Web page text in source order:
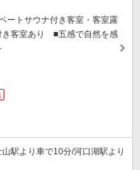
ートサウナ付き客室・客室露
き客室あり ■五感で自然を感
駅より車で10分/河口湖駅より